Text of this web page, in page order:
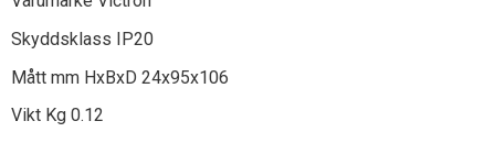
Skyddsklass IP20
Mått mm HxBxD 24x95x106
Vikt Kg 0.12